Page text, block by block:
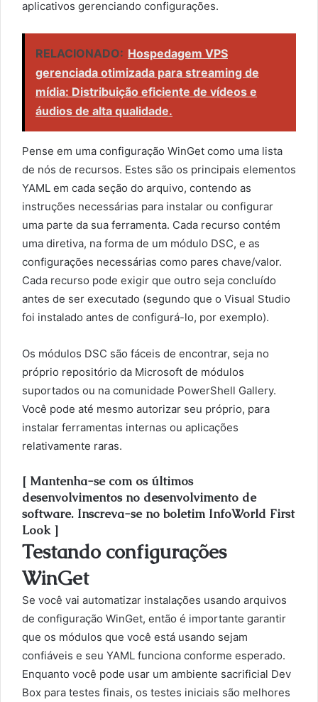
aplicativos gerenciando configurações.
RELACIONADO: Hospedagem VPS
gerenciada otimizada para streaming de
mídia: Distribuição eficiente de vídeos e
áudios de alta qualidade.
Pense em uma configuração WinGet como uma lista
de nós de recursos. Estes são os principais elementos
YAML em cada seção do arquivo, contendo as
instruções necessárias para instalar ou configurar
uma parte da sua ferramenta. Cada recurso contém
uma diretiva, na forma de um módulo DSC, e as
configurações necessárias como pares chave/valor.
Cada recurso pode exigir que outro seja concluído
antes de ser executado (segundo que o Visual Studio
foi instalado antes de configurá-lo, por exemplo).
Os módulos DSC são fáceis de encontrar, seja no
próprio repositório da Microsoft de módulos
suportados ou na comunidade PowerShell Gallery.
Você pode até mesmo autorizar seu próprio, para
instalar ferramentas internas ou aplicações
relativamente raras.
[ Mantenha-se com os últimos
desenvolvimentos no desenvolvimento de
software. Inscreva-se no boletim InfoWorld First
Look ]
Testando configurações
WinGet
Se você vai automatizar instalações usando arquivos
de configuração WinGet, então é importante garantir
que os módulos que você está usando sejam
confiáveis e seu YAML funciona conforme esperado.
Enquanto você pode usar um ambiente sacrificial Dev
Box para testes finais, os testes iniciais são melhores